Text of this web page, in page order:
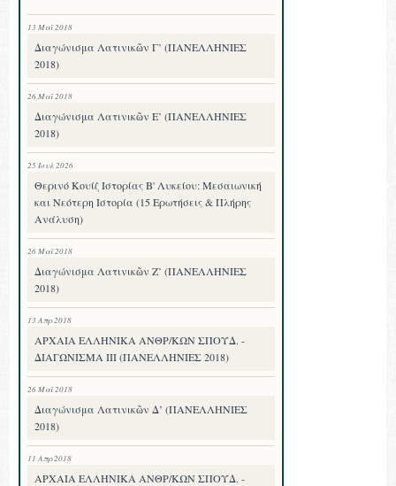
13 Μαΐ 2018
Διαγώνισμα Λατινικῶν Γ’ (ΠΑΝΕΛΛΗΝΙΕΣ
2018)
26 Μαΐ 2018
Διαγώνισμα Λατινικῶν Ε’ (ΠΑΝΕΛΛΗΝΙΕΣ
2018)
25 Ιουλ 2026
Θερινό Κουίζ Ιστορίας Β' Λυκείου: Μεσαιωνική
και Νεότερη Ιστορία (15 Ερωτήσεις & Πλήρης
Ανάλυση)
26 Μαΐ 2018
Διαγώνισμα Λατινικῶν Ζ’ (ΠΑΝΕΛΛΗΝΙΕΣ
2018)
13 Απρ 2018
ΑΡΧΑΙΑ ΕΛΛΗΝΙΚΑ ΑΝΘΡ/ΚΩΝ ΣΠΟΥΔ. -
ΔΙΑΓΩΝΙΣΜΑ III (ΠΑΝΕΛΛΗΝΙΕΣ 2018)
26 Μαΐ 2018
Διαγώνισμα Λατινικῶν Δ’ (ΠΑΝΕΛΛΗΝΙΕΣ
2018)
11 Απρ 2018
ΑΡΧΑΙΑ ΕΛΛΗΝΙΚΑ ΑΝΘΡ/ΚΩΝ ΣΠΟΥΔ. -